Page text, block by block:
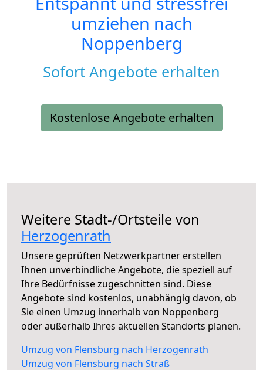
umziehen nach
Noppenberg
Sofort Angebote erhalten
Kostenlose Angebote erhalten
Weitere Stadt-/Ortsteile von
Herzogenrath
Unsere geprüften Netzwerkpartner erstellen
Ihnen unverbindliche Angebote, die speziell auf
Ihre Bedürfnisse zugeschnitten sind. Diese
Angebote sind kostenlos, unabhängig davon, ob
Sie einen Umzug innerhalb von Noppenberg
oder außerhalb Ihres aktuellen Standorts planen.
Umzug von Flensburg nach Herzogenrath
Umzug von Flensburg nach Straß